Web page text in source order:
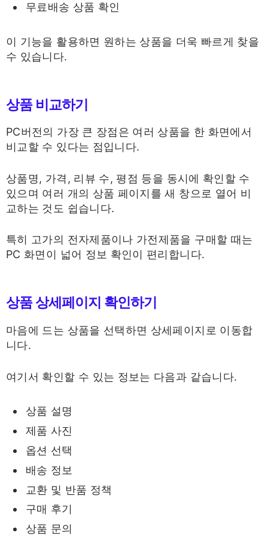
무료배송 상품 확인
이 기능을 활용하면 원하는 상품을 더욱 빠르게 찾을
수 있습니다.
상품 비교하기
PC버전의 가장 큰 장점은 여러 상품을 한 화면에서
비교할 수 있다는 점입니다.
상품명, 가격, 리뷰 수, 평점 등을 동시에 확인할 수
있으며 여러 개의 상품 페이지를 새 창으로 열어 비
교하는 것도 쉽습니다.
특히 고가의 전자제품이나 가전제품을 구매할 때는
PC 화면이 넓어 정보 확인이 편리합니다.
상품 상세페이지 확인하기
마음에 드는 상품을 선택하면 상세페이지로 이동합
니다.
여기서 확인할 수 있는 정보는 다음과 같습니다.
상품 설명
제품 사진
옵션 선택
배송 정보
교환 및 반품 정책
구매 후기
상품 문의